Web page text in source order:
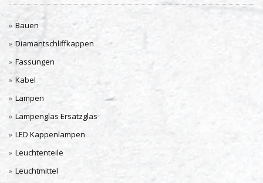
Bauen
Diamantschliffkappen
Fassungen
Kabel
Lampen
Lampenglas Ersatzglas
LED Kappenlampen
Leuchtenteile
Leuchtmittel